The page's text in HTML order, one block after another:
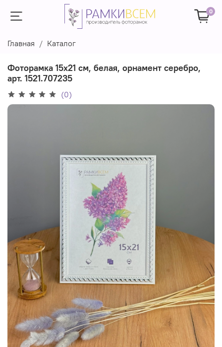
0
Главная Каталог
Фоторамка 15х21 см, белая, орнамент серебро,
арт. 1521.707235
(0)